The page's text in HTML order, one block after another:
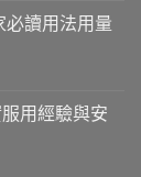
必讀用法用量
用經驗與安